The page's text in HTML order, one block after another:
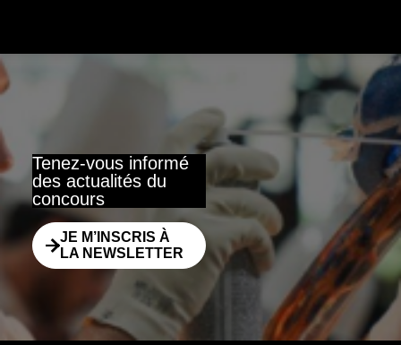
Tenez-vous informé
des actualités du
concours
JE M’INSCRIS À
LA NEWSLETTER